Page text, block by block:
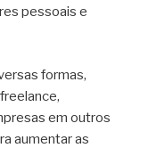
pessoais e
formas,
em outros
aumentar as